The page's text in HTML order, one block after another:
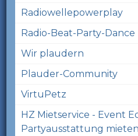
Radiowellepowerplay
Radio-Beat-Party-Dance
Wir plaudern
Plauder-Community
VirtuPetz
HZ Mietservice - Event
Partyausstattung mieten